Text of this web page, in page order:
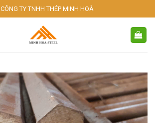
TY TNHH THÉP MINH HOÀ